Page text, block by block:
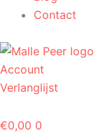
Contact
Account
Verlanglijst
€0,00 0